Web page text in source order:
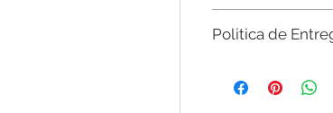
Politica de
existencias del